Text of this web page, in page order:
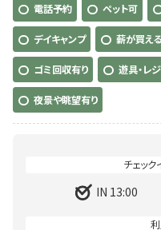
電話予約 ペット可
デイキャンプ 薪が買える
ゴミ回収有り 遊具・レ
夜景や眺望有り
IN 13:00